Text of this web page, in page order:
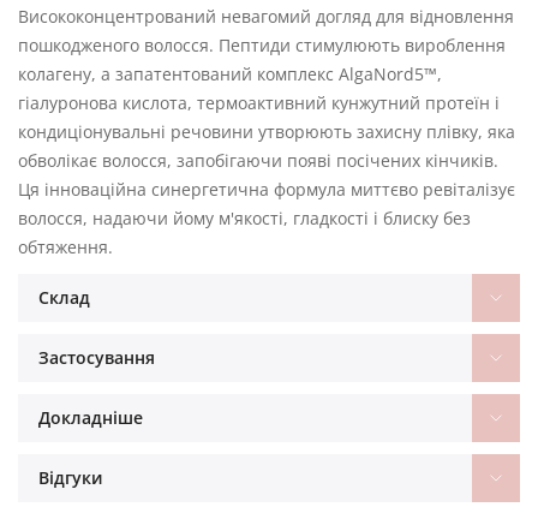
Висококонцентрований невагомий догляд для відновлення
пошкодженого волосся. Пептиди стимулюють вироблення
колагену, а запатентований комплекс AlgaNord5™,
гіалуронова кислота, термоактивний кунжутний протеїн і
кондиціонувальні речовини утворюють захисну плівку, яка
обволікає волосся, запобігаючи появі посічених кінчиків.
Ця інноваційна синергетична формула миттєво ревіталізує
волосся, надаючи йому м'якості, гладкості і блиску без
обтяження.
Склад
Застосування
Докладніше
Відгуки